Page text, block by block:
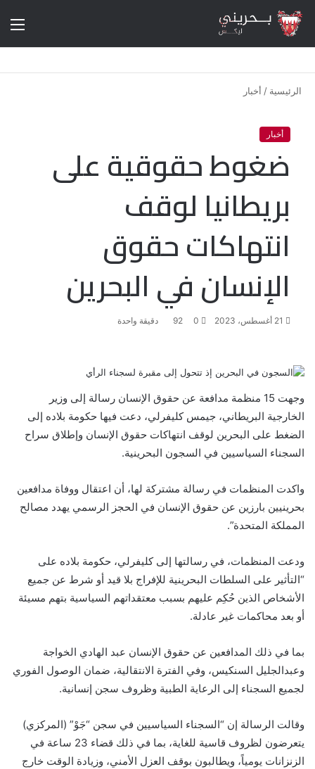
الرئيسية / أخبار
أخبار
ضغوط حقوقية على
بريطانيا لوقف
انتهاكات حقوق
الإنسان في البحرين
21 أغسطس، 2023 0
92 دقيقة واحدة
ف
ي
ب
و
ك
و
ت
ر
ي
ك
د
إ
ن
T
m
b
l
r
ي
ت
ي
ر
ي
R
d
d
i
t
و
ا
س
ا
ب
وجهت 15 منظمة مدافعة عن حقوق الإنسان رسالة إلى وزير
الخارجية البريطاني، جيمس كليفرلي، دعت فيها حكومة بلاده إلى
الضغط على البحرين لوقف انتهاكات حقوق الإنسان وإطلاق سراح
السجناء السياسيين في السجون البحرينية.
واكدت المنظمات في رسالة مشتركة لها، أن اعتقال ووفاة مدافعين
بحرينيين بارزين عن حقوق الإنسان في الحجز الرسمي يهدد مصالح
المملكة المتحدة”.
ودعت المنظمات، في رسالتها إلى كليفرلي، حكومة بلاده على
“التأثير على السلطات البحرينية للإفراج بلا قيد أو شرط عن جميع
الأشخاص الذين حُكِم عليهم بسبب معتقداتهم السياسية بتهم مسيئة
أو بعد محاكمات غير عادلة.
بما في ذلك المدافعين عن حقوق الإنسان عبد الهادي الخواجة
وعبدالجليل السنكيس، وفي الفترة الانتقالية، ضمان الوصول الفوري
لجميع السجناء إلى الرعاية الطبية وظروف سجن إنسانية.
وقالت الرسالة إن “السجناء السياسيين في سجن “جَوْ” (المركزي)
يتعرضون لظروف قاسية للغاية، بما في ذلك قضاء 23 ساعة في
الزنزانات يومياً، ويطالبون بوقف العزل الأمني، وزيادة الوقت خارج